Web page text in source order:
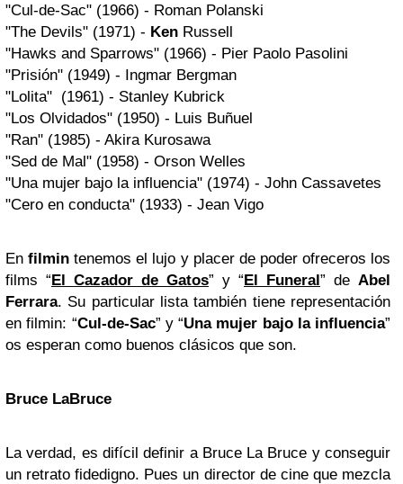
"Cul-de-Sac" (1966) - Roman Polanski
"The Devils" (1971) - Ken Russell
"Hawks and Sparrows" (1966) - Pier Paolo Pasolini
"Prisión" (1949) - Ingmar Bergman
"Lolita" (1961) - Stanley Kubrick
"Los Olvidados" (1950) - Luis Buñuel
"Ran" (1985) - Akira Kurosawa
"Sed de Mal" (1958) - Orson Welles
"Una mujer bajo la influencia" (1974) - John Cassavetes
"Cero en conducta" (1933) - Jean Vigo
Enfilmin tenemos el lujo y placer de poder ofreceros los
films “El Cazador de Gatos” y “El Funeral” de Abel
Ferrara. Su particular lista también tiene representación
en filmin: “Cul-de-Sac” y “Una mujer bajo la influencia”
os esperan como buenos clásicos que son.
Bruce LaBruce
La verdad, es difícil definir a Bruce La Bruce y conseguir
un retrato fidedigno. Pues un director de cine que mezcla